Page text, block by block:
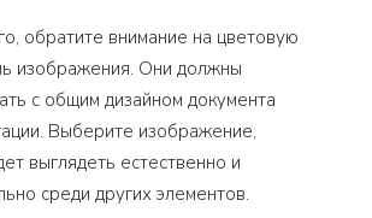
обратите внимание на цветовую
изображения. Они должны
с общим дизайном документа
Выберите изображение,
выглядеть естественно и
среди других элементов.